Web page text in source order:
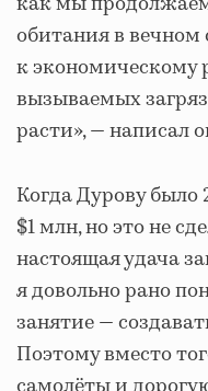
обитания в вечном
к экономическому
вызываемых
расти», — написал
Когда Дурову было
$1 млн, но это не
настоящая удача
я довольно рано
занятие —
Поэтому вместо